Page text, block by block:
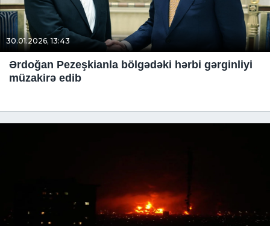
30.01.2026, 13:43
Ərdoğan Pezeşkianla bölgədəki hərbi gərginliyi
müzakirə edib